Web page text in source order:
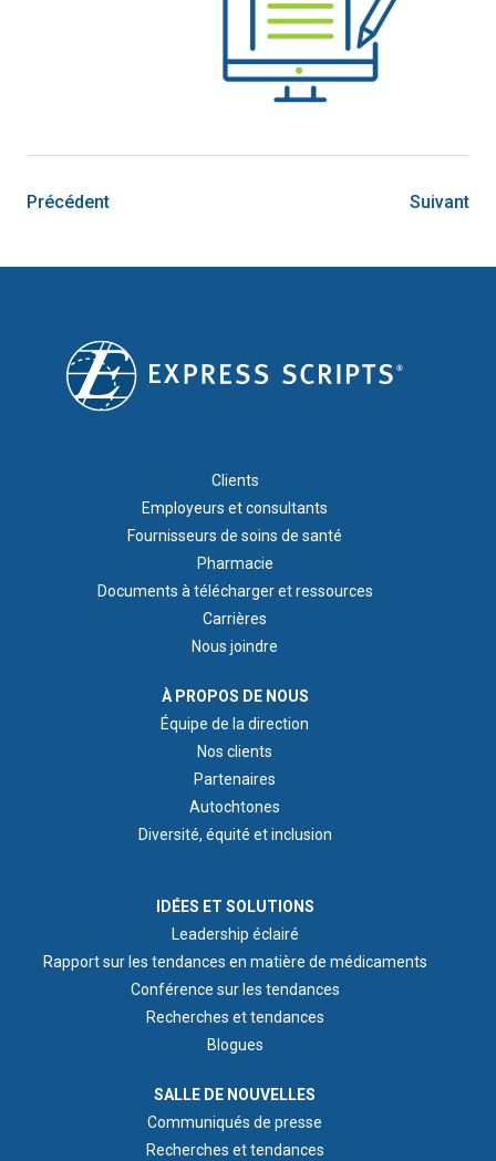
Précédent Suivant
Clients
Employeurs et consultants
Fournisseurs de soins de santé
Pharmacie
Documents à télécharger et ressources
Carrières
Nous joindre
À PROPOS DE NOUS
Équipe de la direction
Nos clients
Partenaires
Autochtones
Diversité, équité et inclusion
IDÉES ET SOLUTIONS
Leadership éclairé
Rapport sur les tendances en matière de médicaments
Conférence sur les tendances
Recherches et tendances
Blogues
SALLE DE NOUVELLES
Communiqués de presse
Recherches et tendances